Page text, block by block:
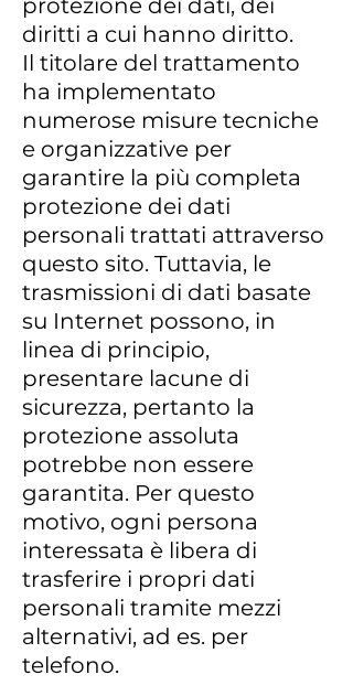
protezione dei dati, dei
diritti a cui hanno diritto.
Il titolare del trattamento
ha implementato
numerose misure tecniche
e organizzative per
garantire la più completa
protezione dei dati
personali trattati attraverso
questo sito. Tuttavia, le
trasmissioni di dati basate
su Internet possono, in
linea di principio,
presentare lacune di
sicurezza, pertanto la
protezione assoluta
potrebbe non essere
garantita. Per questo
motivo, ogni persona
interessata è libera di
trasferire i propri dati
personali tramite mezzi
alternativi, ad es. per
telefono.